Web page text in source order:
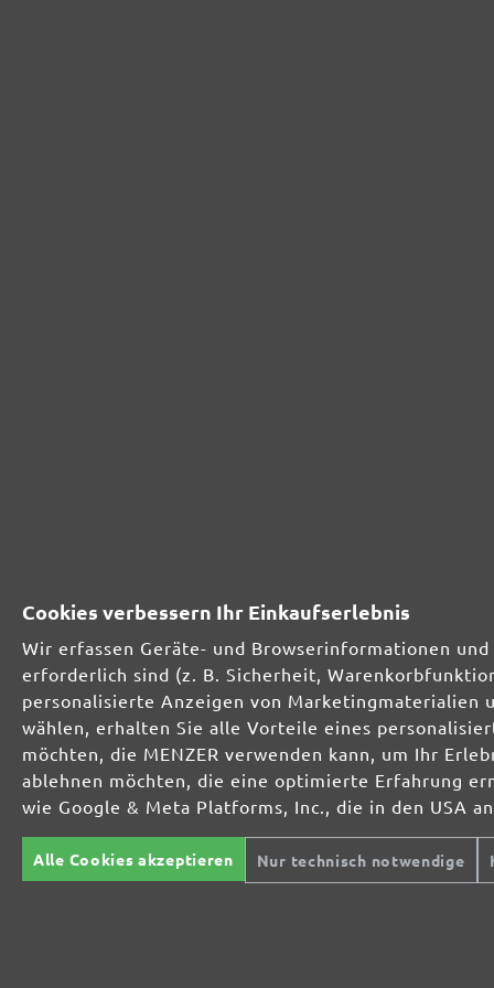
Durchschnittliche Kundenbewertung:
Durchschnittliche Bewertung von 4.7 von 5 Sternen
14 Bewertungen
Perfekt (11) 79%
Sehr gut (3) 21%
Gut (0) 0%
Cookies verbessern Ihr Einkaufserlebnis
Wir erfassen Geräte- und Browserinformationen
erforderlich sind (z. B. Sicherheit,
personalisierte Anzeigen von Marketingmaterialien
wählen, erhalten Sie alle Vorteile eines
möchten, die MENZER verwenden kann, um Ihr
ablehnen möchten, die eine optimierte Erfahrung
wie Google & Meta Platforms, Inc., die in den USA
Alle Cookies akzeptieren Nur technisch notwendige